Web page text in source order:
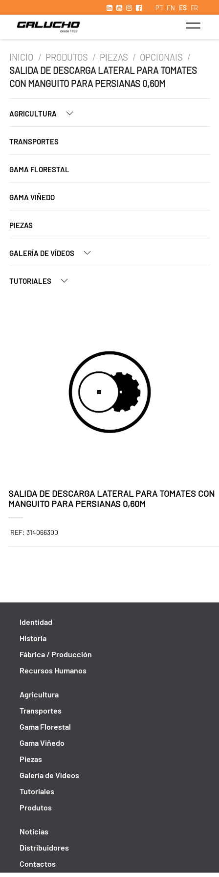
PT EN ES FR
INICIO / PRODUTOS / PIEZAS / OPCIONAIS /
SALIDA DE DESCARGA LATERAL PARA TOMATES
CON MANGUITO PARA PERSIANAS 0,60M
AGRICULTURA
TRANSPORTES
GAMA FLORESTAL
GAMA VIÑEDO
PIEZAS
GALERÍA DE VÍDEOS
TUTORIALES
SALIDA DE DESCARGA LATERAL PARA TOMATES CON
MANGUITO PARA PERSIANAS 0,60M
REF: 314066300
Identidad
Historia
Fábrica / Producción
Recursos Humanos
Agricultura
Transportes
Gama Florestal
Gama Viñedo
Piezas
Galería de Vídeos
Tutoriales
Produtos
Noticias
Distribuidores
Contactos